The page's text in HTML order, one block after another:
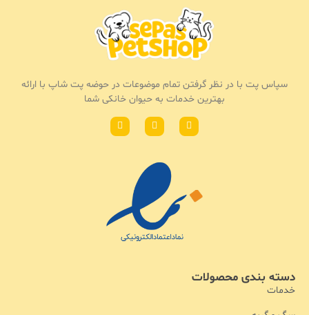
دسته بندی محصولات
خدمات
سپاس پت با در نظر گرفتن تمام موضوعات در حوضه پت شاپ با ارائه
بهترین خدمات به حیوان خانکی شما